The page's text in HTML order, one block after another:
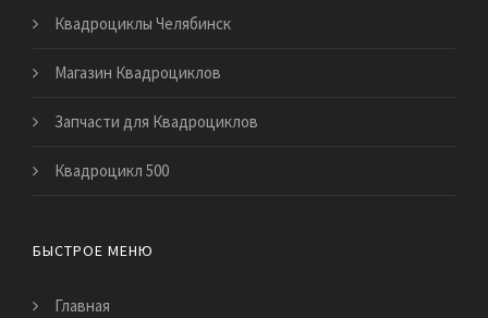
Квадроциклы Челябинск
Магазин Квадроциклов
Запчасти для Квадроциклов
Квадроцикл 500
БЫСТРОЕ МЕНЮ
Главная